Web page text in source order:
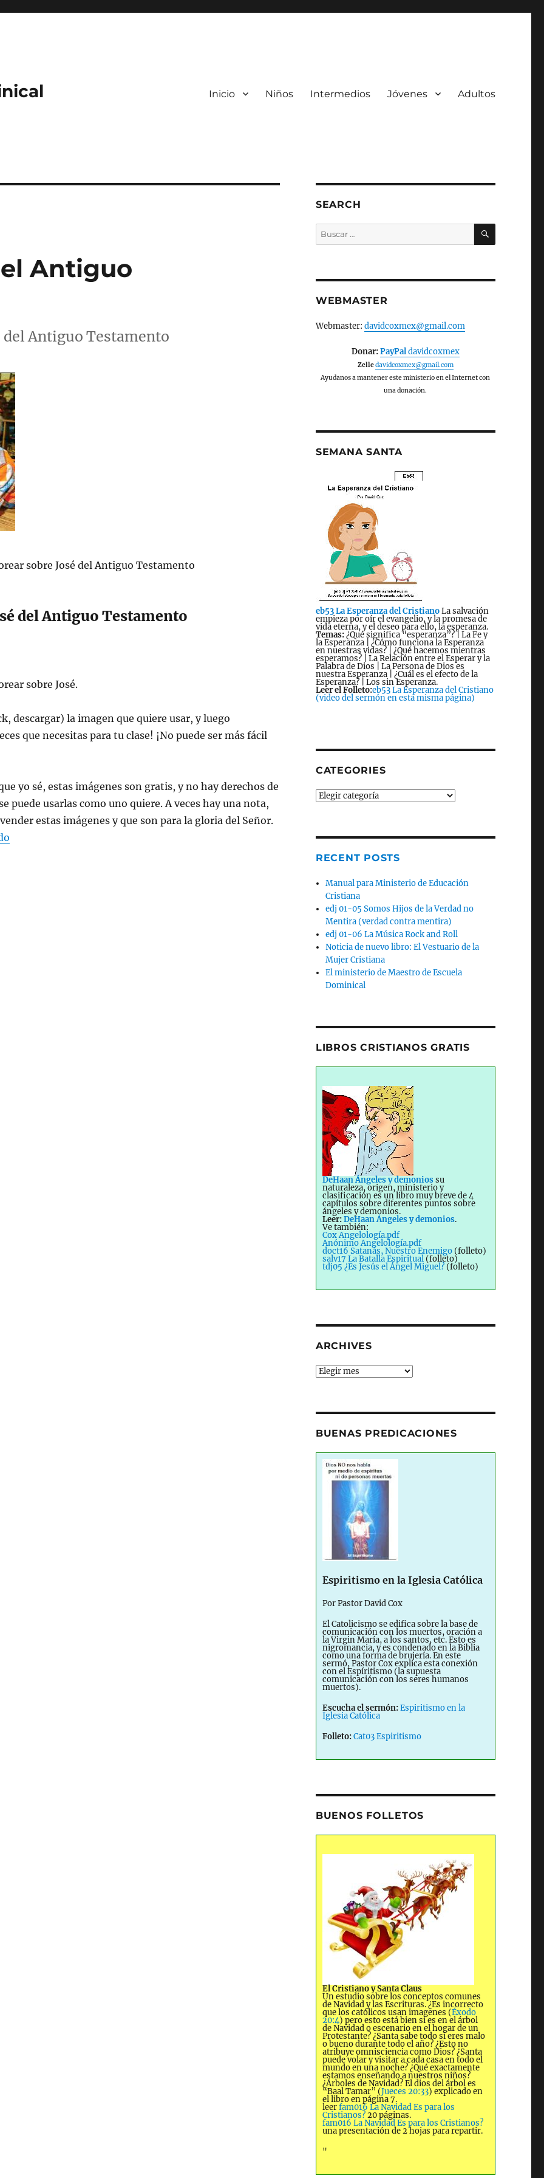
Inicio Niños Intermedios Jóvenes Adultos
Antiguo
del Antiguo Testamento
sobre José del Antiguo Testamento
del Antiguo Testamento
sobre José.
descargar) la imagen que quiere usar, y luego
que necesitas para tu clase! ¡No puede ser más fácil
yo sé, estas imágenes son gratis, y no hay derechos de
puede usarlas como uno quiere. A veces hay una nota,
estas imágenes y que son para la gloria del Señor.
“P’ Colorear José del Antiguo Testamento”
SEARCH
Buscar
por:
BUSCAR
WEBMASTER
Webmaster: davidcoxmex@gmail.com
Donar:PayPaldavidcoxmex
Zelledavidcoxmex@gmail.com
Ayudanos a mantener este ministerio en el Internet con
una donación.
SEMANA SANTA
eb53 La Esperanza del CristianoLa salvación
empieza por oír el evangelio, y la promesa de
vida eterna, y el deseo para ello, la esperanza.
Temas:¿Qué significa “esperanza”? | La Fe y
la Esperanza | ¿Cómo funciona la Esperanza
en nuestras vidas? | ¿Qué hacemos mientras
esperamos? | La Relación entre el Esperar y la
Palabra de Dios | La Persona de Dios es
nuestra Esperanza | ¿Cuál es el efecto de la
Esperanza? | Los sin Esperanza.
Leer el Folleto:eb53 La Esperanza del Cristiano
(video del sermón en esta misma página)
CATEGORIES
Categories
RECENT POSTS
Manual para Ministerio de Educación
Cristiana
edj 01-05 Somos Hijos de la Verdad no
Mentira (verdad contra mentira)
edj 01-06 La Música Rock and Roll
Noticia de nuevo libro: El Vestuario de la
Mujer Cristiana
El ministerio de Maestro de Escuela
Dominical
LIBROS CRISTIANOS GRATIS
DeHaan Ángeles y demoniossu
naturaleza, origen, ministerio y
clasificación es un libro muy breve de 4
capítulos sobre diferentes puntos sobre
ángeles y demonios.
Leer:DeHaan Ángeles y demonios.
Ve también:
Cox Angelología.pdf
Anónimo Angelología.pdf
doct16 Satanás, Nuestro Enemigo(folleto)
salv17 La Batalla Espiritual (folleto)
tdj05 ¿Es Jesús el Ángel Miguel?(folleto)
ARCHIVES
Archives
BUENAS PREDICACIONES
Espiritismo en la Iglesia Católica
Por Pastor David Cox
El Catolicismo se edifica sobre la base de
comunicación con los muertos, oración a
la Virgin María, a los santos, etc. Esto es
nigromancia, y es condenado en la Biblia
como una forma de brujería. En este
sermó, Pastor Cox explica esta conexión
con el Espíritismo (la supuesta
comunicación con los seres humanos
muertos).
Escucha el sermón:Espiritismo en la
Iglesia Católica
Folleto:Cat03 Espiritismo
BUENOS FOLLETOS
El Cristiano y Santa Claus
Un estudio sobre los conceptos comunes
de Navidad y las Escrituras. ¿Es incorrecto
que los católicos usan imagenes (Éxodo
20:4) pero esto está bien si es en el árbol
de Navidad o escenario en el hogar de un
Protestante? ¿Santa sabe todo si eres malo
o bueno durante todo el año? ¿Esto no
atribuye omnisciencia como Dios? ¿Santa
puede volar y visitar a cada casa en todo el
mundo en una noche? ¿Qué exactamente
estamos enseñando a nuestros niños?
¿Árboles de Navidad? El dios del árbol es
“Baal Tamar” (Jueces 20:33) explicado en
el libro en página 7.
leerfam016 La Navidad Es para los
Cristianos?20 páginas.
fam016 La Navidad Es para los Cristianos?
una presentación de 2 hojas para repartir.
"